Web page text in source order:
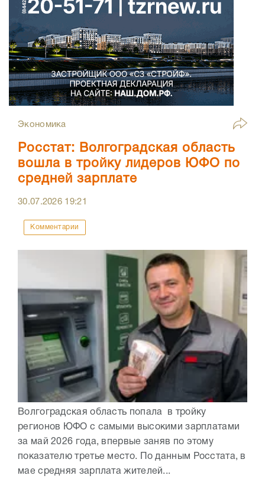
Экономика
Росстат: Волгоградская область
вошла в тройку лидеров ЮФО по
средней зарплате
30.07.2026 19:21
Комментарии
Волгоградская область попала в тройку
регионов ЮФО с самыми высокими зарплатами
за май 2026 года, впервые заняв по этому
показателю третье место. По данным Росстата, в
мае средняя зарплата жителей...